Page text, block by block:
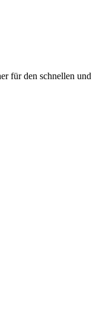
für den schnellen und